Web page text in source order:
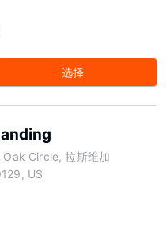
选择
Circle, 拉斯维加
US